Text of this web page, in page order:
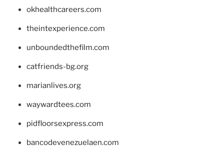
okhealthcareers.com
theintexperience.com
unboundedthefilm.com
catfriends-bg.org
marianlives.org
waywardtees.com
pidfloorsexpress.com
bancodevenezuelaen.com